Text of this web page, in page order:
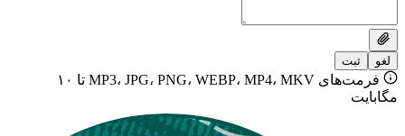
فرمت‌های MP3، JPG، PNG، WEBP، MP4، MKV تا ۱۰